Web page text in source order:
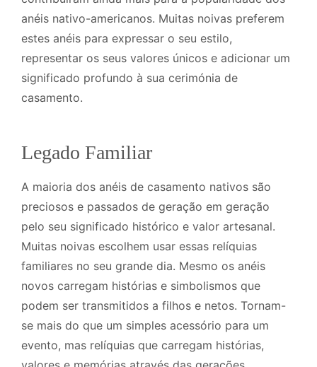
anéis nativo-americanos. Muitas noivas preferem
estes anéis para expressar o seu estilo,
representar os seus valores únicos e adicionar um
significado profundo à sua cerimónia de
casamento.
Legado Familiar
A maioria dos anéis de casamento nativos são
preciosos e passados de geração em geração
pelo seu significado histórico e valor artesanal.
Muitas noivas escolhem usar essas relíquias
familiares no seu grande dia. Mesmo os anéis
novos carregam histórias e simbolismos que
podem ser transmitidos a filhos e netos. Tornam-
se mais do que um simples acessório para um
evento, mas relíquias que carregam histórias,